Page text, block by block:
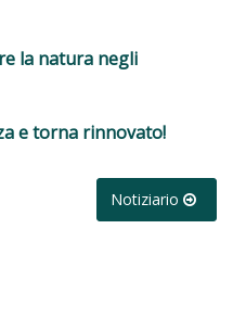
la natura negli
e torna rinnovato!
Notiziario